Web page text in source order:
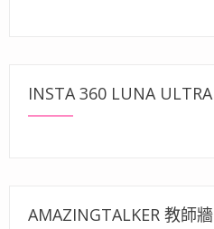
INSTA 360 LUNA ULTRA
AMAZINGTALKER 教師牆